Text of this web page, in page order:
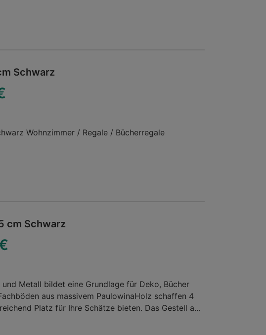
Schwarz
Wohnzimmer / Regale / Bücherregale
cm Schwarz
und Metall bildet eine Grundlage für Deko, Bücher
aus massivem PaulowinaHolz schaffen 4
Platz für Ihre Schätze bieten. Das Gestell aus